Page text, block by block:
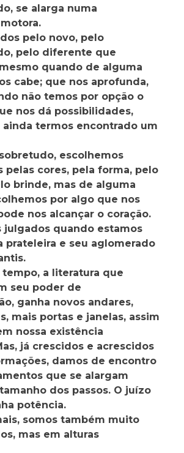
se alarga numa
pelo novo, pelo
pelo diferente que
quando de alguma
cabe; que nos aprofunda,
não temos por opção o
nos dá possibilidades,
ainda termos encontrado um
escolhemos
pelas cores, pela forma, pelo
brinde, mas de alguma
por algo que nos
nos alcançar o coração.
julgados quando estamos
prateleira e seu aglomerado
a literatura que
seu poder de
ganha novos andares,
mais portas e janelas, assim
nossa existência
já crescidos e acrescidos
damos de encontro
que se alargam
dos passos. O juízo
potência.
somos também muito
mas em alturas